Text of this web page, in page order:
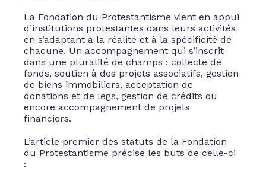
La Fondation du Protestantisme vient en appui
d’institutions protestantes dans leurs activités
en s’adaptant à la réalité et à la spécificité de
chacune. Un accompagnement qui s’inscrit
dans une pluralité de champs : collecte de
fonds, soutien à des projets associatifs, gestion
de biens immobiliers, acceptation de
donations et de legs, gestion de crédits ou
encore accompagnement de projets
financiers.
L’article premier des statuts de la Fondation
du Protestantisme précise les buts de celle-ci
: